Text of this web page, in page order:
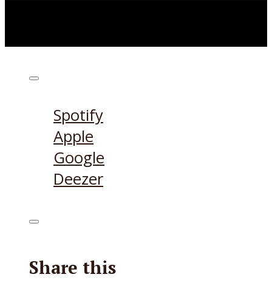
Spotify
Apple
Google
Deezer
Share this